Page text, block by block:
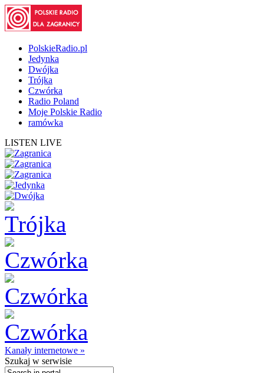
PolskieRadio.pl
Jedynka
Dwójka
Trójka
Czwórka
Radio Poland
Moje Polskie Radio
ramówka
LISTEN LIVE
Kanały internetowe »
Szukaj w serwisie